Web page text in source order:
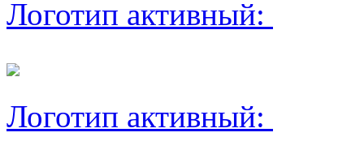
Логотип активный:
Логотип активный: